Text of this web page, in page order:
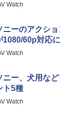
Watch
ニーのアクシ
1080/60p対応に
Watch
ニー、犬用な
ト5種
Watch